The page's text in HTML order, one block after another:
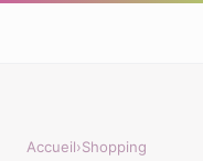
Accueil›Shopping